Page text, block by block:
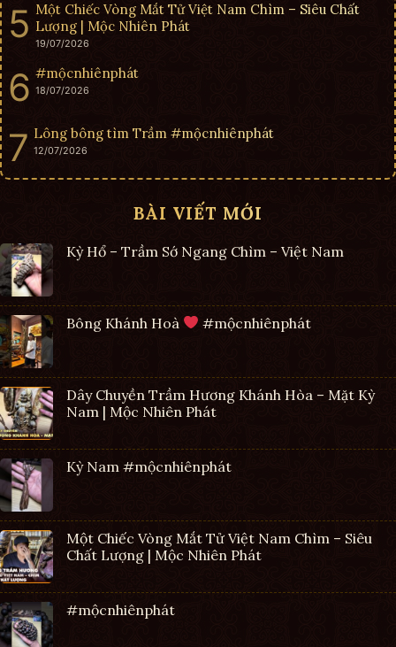
Một Chiếc Vòng Mắt Tử Việt Nam Chìm – Siêu Chất
Lượng | Mộc Nhiên Phát
19/07/2026
#mộcnhiênphát
18/07/2026
Lông bông tìm Trầm #mộcnhiênphát
12/07/2026
BÀI VIẾT MỚI
Kỳ Hổ – Trầm Sớ Ngang Chìm – Việt Nam
Bông Khánh Hoà #mộcnhiênphát
Dây Chuyền Trầm Hương Khánh Hòa – Mặt Kỳ
Nam | Mộc Nhiên Phát
Kỳ Nam #mộcnhiênphát
Một Chiếc Vòng Mắt Tử Việt Nam Chìm – Siêu
Chất Lượng | Mộc Nhiên Phát
#mộcnhiênphát